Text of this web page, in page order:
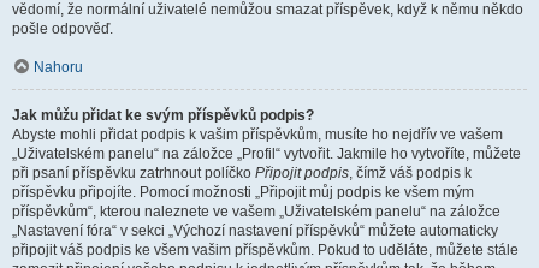
vědomí, že normální uživatelé nemůžou smazat příspěvek, když k němu někdo
pošle odpověď.
Nahoru
Jak můžu přidat ke svým příspěvků podpis?
Abyste mohli přidat podpis k vašim příspěvkům, musíte ho nejdřív ve vašem
„Uživatelském panelu“ na záložce „Profil“ vytvořit. Jakmile ho vytvoříte, můžete
při psaní příspěvku zatrhnout políčko Připojit podpis, čímž váš podpis k
příspěvku připojíte. Pomocí možnosti „Připojit můj podpis ke všem mým
příspěvkům“, kterou naleznete ve vašem „Uživatelském panelu“ na záložce
„Nastavení fóra“ v sekci „Výchozí nastavení příspěvků“ můžete automaticky
připojit váš podpis ke všem vašim příspěvkům. Pokud to uděláte, můžete stále